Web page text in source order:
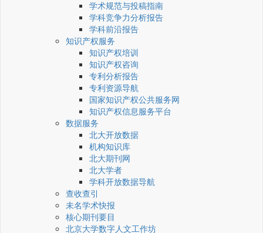
学术规范与投稿指南
学科竞争力分析报告
学科前沿报告
知识产权服务
知识产权培训
知识产权咨询
专利分析报告
专利资源导航
国家知识产权公共服务网
知识产权信息服务平台
数据服务
北大开放数据
机构知识库
北大期刊网
北大学者
学科开放数据导航
查收查引
未名学术快报
核心期刊要目
北京大学数字人文工作坊